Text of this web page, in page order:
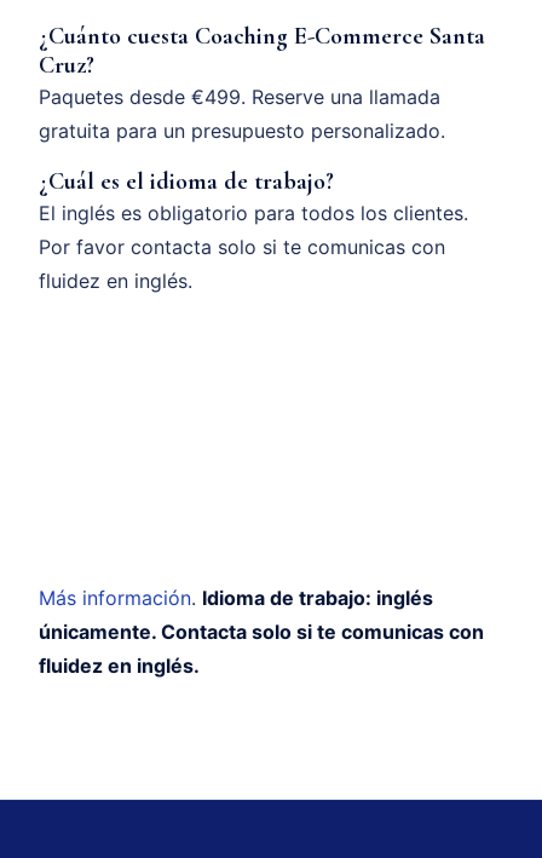
¿Cuánto cuesta Coaching E-Commerce Santa
Cruz?
Paquetes desde €499. Reserve una llamada
gratuita para un presupuesto personalizado.
¿Cuál es el idioma de trabajo?
El inglés es obligatorio para todos los clientes.
Por favor contacta solo si te comunicas con
fluidez en inglés.
Más información. Idioma de trabajo: inglés
únicamente. Contacta solo si te comunicas con
fluidez en inglés.